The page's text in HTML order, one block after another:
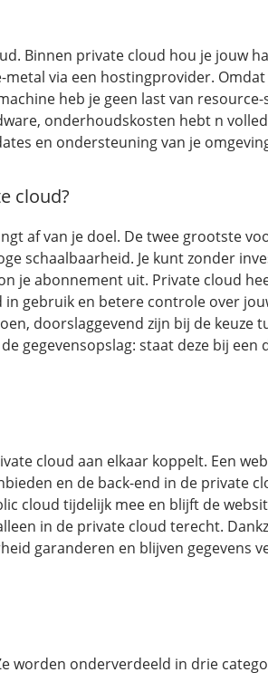
Binnen private cloud hou je jouw
via een hostingprovider. Omdat
heb je geen last van
onderhoudskosten hebt n
en ondersteuning van je
cloud?
af van je doel. De twee grootste
schaalbaarheid. Je kunt zonder
je abonnement uit. Private cloud
gebruik en betere controle over
doorslaggevend zijn bij de keuze
gegevensopslag: staat deze bij een
cloud aan elkaar koppelt. Een
en de back-end in de private
cloud tijdelijk mee en blijft de
in de private cloud terecht.
garanderen en blijven gegevens
worden onderverdeeld in drie